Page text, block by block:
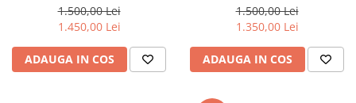
1.500,00 Lei
1.450,00 Lei
ADAUGA IN COS
1.500,00 Lei
1.350,00 Lei
ADAUGA IN COS